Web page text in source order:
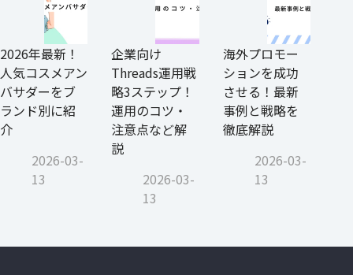
2026年最新！
人気コスメアン
バサダーをブ
ランド別に紹
介
2026-03-
13
企業向け
Threads運用戦
略3ステップ！
運用のコツ・
注意点など解
説
2026-03-
13
海外プロモー
ションを成功
させる！最新
事例と戦略を
徹底解説
2026-03-
13